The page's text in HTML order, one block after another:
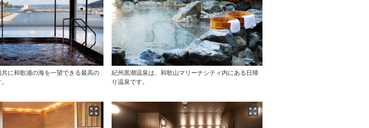
に和歌浦の海を一望できる最高の
紀州黒潮温泉は、和歌山マリーナシティ内にある日帰
り温泉です。